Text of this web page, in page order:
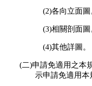
(2)各向立面圖
(3)相關剖面圖
(4)其他詳圖。
(二)申請免適用之本
示申請免適用本